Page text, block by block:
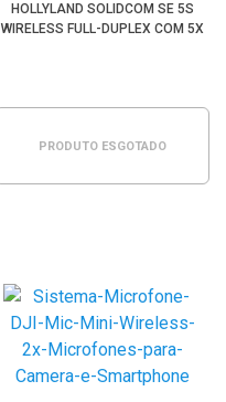
HOLLYLAND SOLIDCOM SE 5S
WIRELESS FULL-DUPLEX COM 5X
PRODUTO ESGOTADO